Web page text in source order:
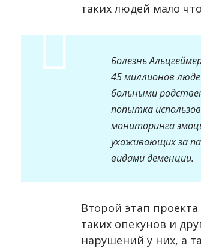
таких людей мало
Болезнь
45 миллионов
больными
попытка
мониторинга
ухаживающих за
видами деменции.
Второй этап
таких опекунов и
нарушений у них, а